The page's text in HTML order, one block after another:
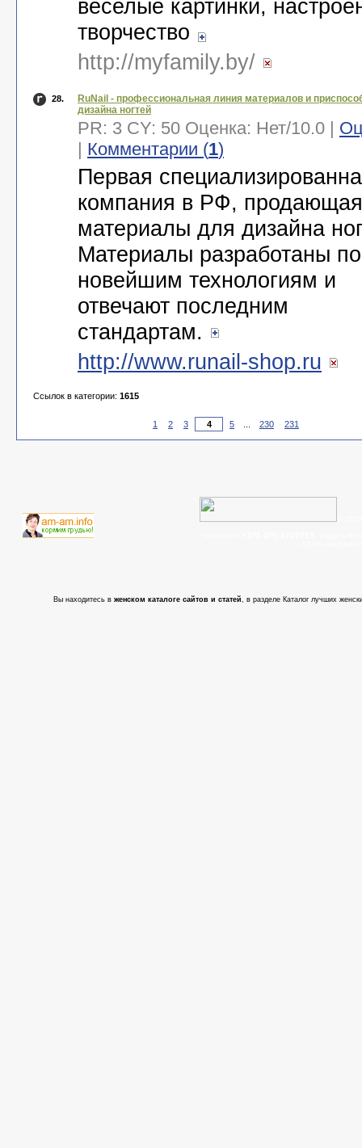
веселые картинки,
творчество
http://myfamily.by/
28.
RuNail - профессиональная линия материалов и
дизайна ногтей
PR: 3 CY: 50 Оценка: Нет/10.0 |
| Комментарии (1)
Первая
компания в РФ, продающая
материалы для дизайна
Материалы разработаны по
новейшим технологиям и
отвечают последним
стандартам.
http://www.runail-shop.ru
Ссылок в категории: 1615
1 2 3 5 230 231
Вы находитесь в женском каталоге сайтов и статей, в разделе Каталог лучших